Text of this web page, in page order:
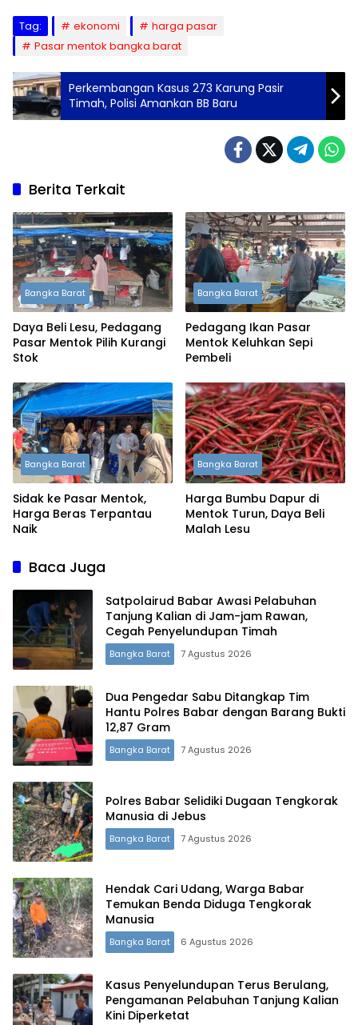
Terdepan Menyorot Fakta.
Tag: ekonomi
harga pasar
Pasar mentok bangka barat
Perkembangan Kasus 273 Karung Pasir
Timah, Polisi Amankan BB Baru
Berita Terkait
Bangka Barat
Daya Beli Lesu, Pedagang
Pasar Mentok Pilih Kurangi
Stok
Bangka Barat
Pedagang Ikan Pasar
Mentok Keluhkan Sepi
Pembeli
Bangka Barat
Sidak ke Pasar Mentok,
Harga Beras Terpantau
Naik
Bangka Barat
Harga Bumbu Dapur di
Mentok Turun, Daya Beli
Malah Lesu
Baca Juga
Satpolairud Babar Awasi Pelabuhan
Tanjung Kalian di Jam-jam Rawan,
Cegah Penyelundupan Timah
Bangka Barat 7 Agustus 2026
Dua Pengedar Sabu Ditangkap Tim
Hantu Polres Babar dengan Barang Bukti
12,87 Gram
Bangka Barat 7 Agustus 2026
Polres Babar Selidiki Dugaan Tengkorak
Manusia di Jebus
Bangka Barat 7 Agustus 2026
Hendak Cari Udang, Warga Babar
Temukan Benda Diduga Tengkorak
Manusia
Bangka Barat 6 Agustus 2026
Kasus Penyelundupan Terus Berulang,
Pengamanan Pelabuhan Tanjung Kalian
Kini Diperketat